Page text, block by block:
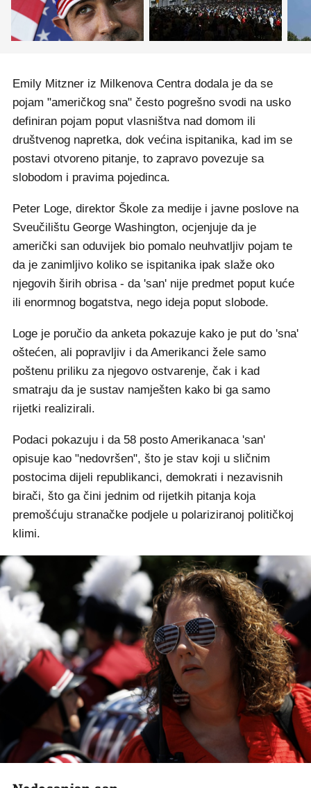
Emily Mitzner iz Milkenova Centra dodala je da se
pojam "američkog sna" često pogrešno svodi na usko
definiran pojam poput vlasništva nad domom ili
društvenog napretka, dok većina ispitanika, kad im se
postavi otvoreno pitanje, to zapravo povezuje sa
slobodom i pravima pojedinca.
Peter Loge, direktor Škole za medije i javne poslove na
Sveučilištu George Washington, ocjenjuje da je
američki san oduvijek bio pomalo neuhvatljiv pojam te
da je zanimljivo koliko se ispitanika ipak slaže oko
njegovih širih obrisa - da 'san' nije predmet poput kuće
ili enormnog bogatstva, nego ideja poput slobode.
Loge je poručio da anketa pokazuje kako je put do 'sna'
oštećen, ali popravljiv i da Amerikanci žele samo
poštenu priliku za njegovo ostvarenje, čak i kad
smatraju da je sustav namješten kako bi ga samo
rijetki realizirali.
Podaci pokazuju i da 58 posto Amerikanaca 'san'
opisuje kao "nedovršen", što je stav koji u sličnim
postocima dijeli republikanci, demokrati i nezavisnih
birači, što ga čini jednim od rijetkih pitanja koja
premošćuju stranačke podjele u polariziranoj političkoj
klimi.